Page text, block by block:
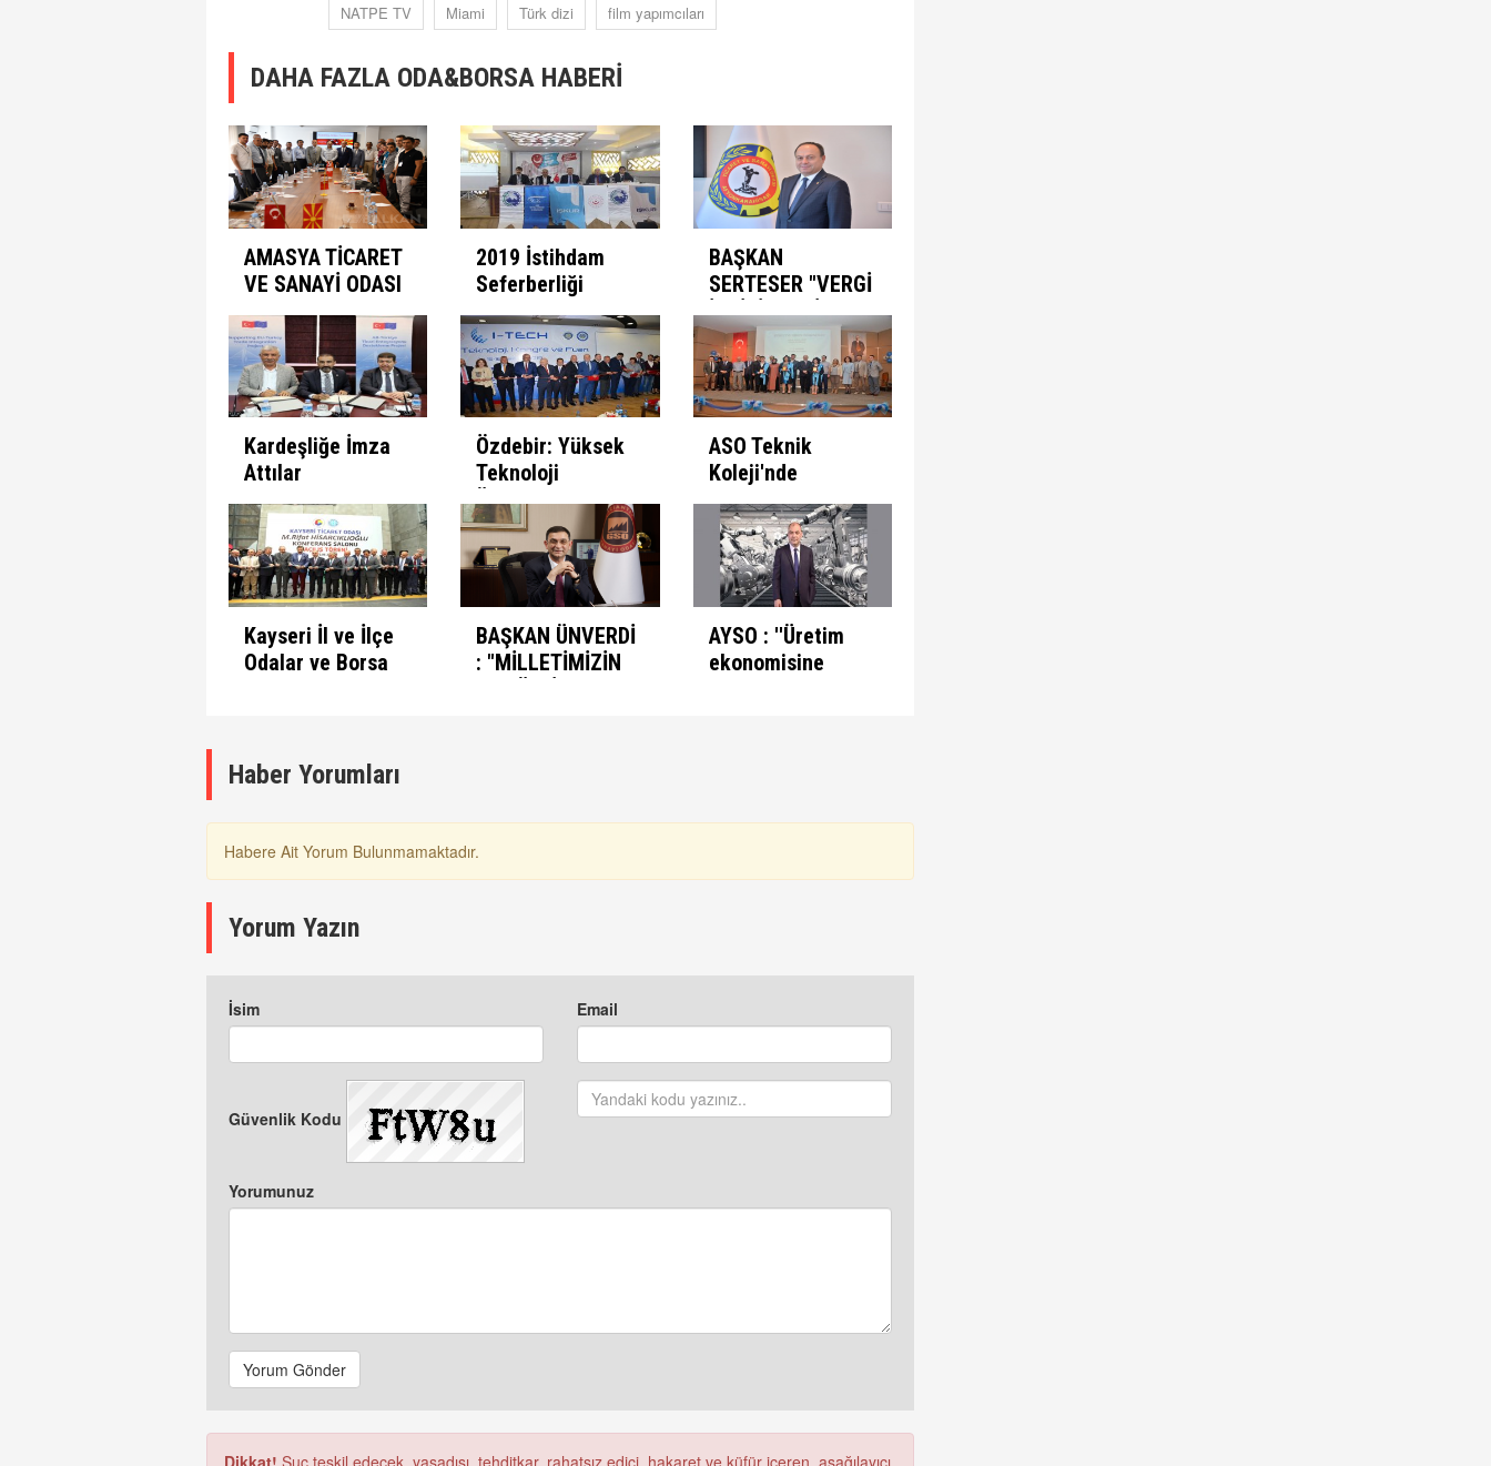
NATPE TV Miami Türk dizi film yapımcıları
DAHA FAZLA ODA&BORSA HABERİ
AMASYA TİCARET
VE SANAYİ ODASI
(ATSO)
MAKEDONYA'DA
2019 İstihdam
Seferberliği
programı ATSO'da
ele alındı
BAŞKAN
SERTESER "VERGİ
İNDİRİMLERİ YIL
SONUNA KADAR
UZATILMALI"
Kardeşliğe İmza
Attılar
Özdebir: Yüksek
Teknoloji
Üretimini
Sağlayacak
Girişimlere
Öncelik
Vermeliyiz
ASO Teknik
Koleji'nde
Mezuniyet Sevinci
Kayseri İl ve İlçe
Odalar ve Borsa
BAŞKAN ÜNVERDİ
: "MİLLETİMİZİN
AYSO : ''Üretim
ekonomisine
Haber Yorumları
Habere Ait Yorum Bulunmamaktadır.
Yorum Yazın
İsim Email
Güvenlik Kodu
Yorumunuz
Yorum Gönder
Dikkat! Suç teşkil edecek, yasadışı, tehditkar, rahatsız edici, hakaret ve küfür içeren, aşağılayıcı,